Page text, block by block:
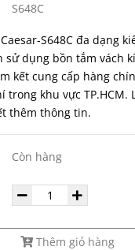
S648C
S648C đa dạng
dụng bồn tắm vách
kết cung cấp hàng
trong khu vực TP.HCM.
thêm thông tin.
Còn hàng
Thêm giỏ hàng